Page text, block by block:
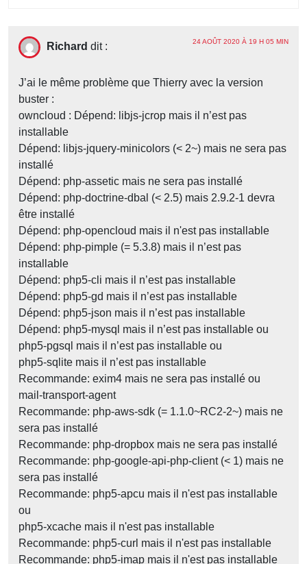
Richard dit : 24 AOÛT 2020 À 19 H 05 MIN
J’ai le même problème que Thierry avec la version
buster :
owncloud : Dépend: libjs-jcrop mais il n’est pas
installable
Dépend: libjs-jquery-minicolors (< 2~) mais ne sera pas
installé
Dépend: php-assetic mais ne sera pas installé
Dépend: php-doctrine-dbal (< 2.5) mais 2.9.2-1 devra
être installé
Dépend: php-opencloud mais il n'est pas installable
Dépend: php-pimple (= 5.3.8) mais il n’est pas
installable
Dépend: php5-cli mais il n’est pas installable
Dépend: php5-gd mais il n’est pas installable
Dépend: php5-json mais il n’est pas installable
Dépend: php5-mysql mais il n’est pas installable ou
php5-pgsql mais il n’est pas installable ou
php5-sqlite mais il n’est pas installable
Recommande: exim4 mais ne sera pas installé ou
mail-transport-agent
Recommande: php-aws-sdk (= 1.1.0~RC2-2~) mais ne
sera pas installé
Recommande: php-dropbox mais ne sera pas installé
Recommande: php-google-api-php-client (< 1) mais ne
sera pas installé
Recommande: php5-apcu mais il n'est pas installable
ou
php5-xcache mais il n'est pas installable
Recommande: php5-curl mais il n'est pas installable
Recommande: php5-imap mais il n'est pas installable